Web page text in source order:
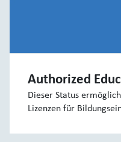
Authorized
Dieser Status
Lizenzen für